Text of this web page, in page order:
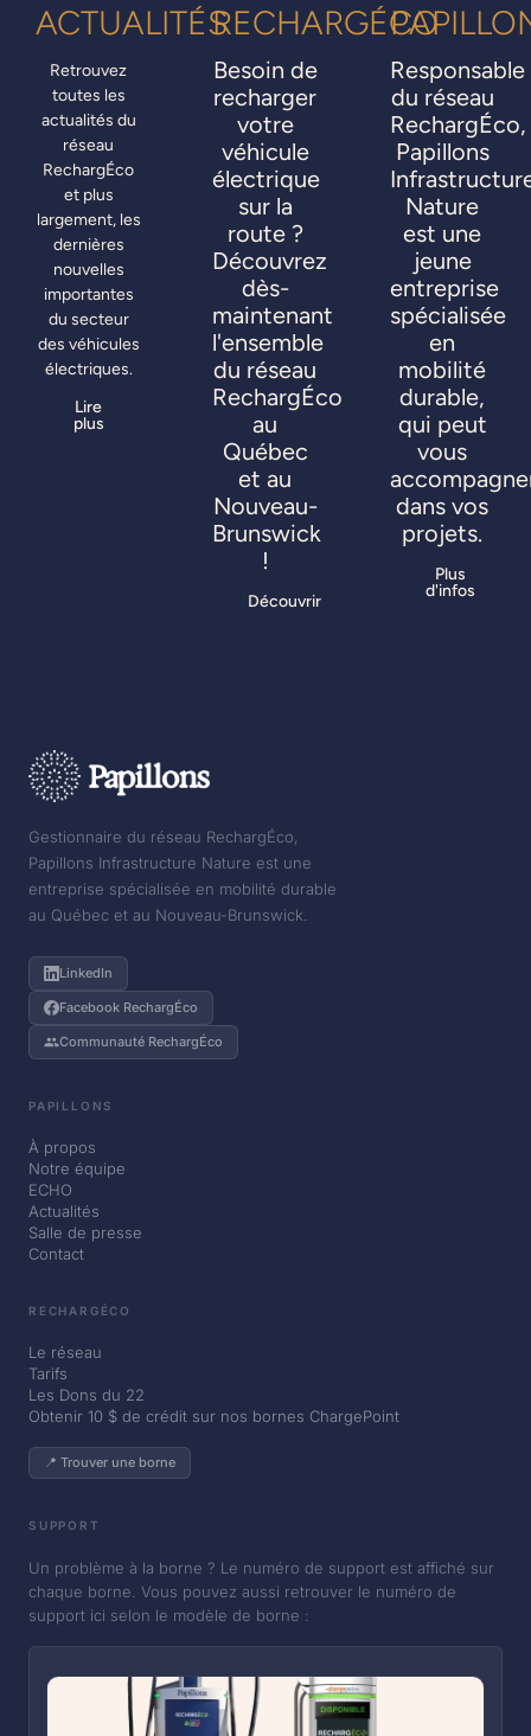
ACTUALITÉS
Retrouvez
toutes les
actualités du
réseau
RechargÉco
et plus
largement, les
dernières
nouvelles
importantes
du secteur
des véhicules
électriques.
Lire
plus
RECHARGÉCO
Besoin de
recharger
votre
véhicule
électrique
sur la
route ?
Découvrez
dès-
maintenant
l'ensemble
du réseau
RechargÉco
au
Québec
et au
Nouveau-
Brunswick
!
Découvrir
Responsable
du réseau
RechargÉco,
Papillons
Nature
est une
jeune
entreprise
spécialisée
en
mobilité
durable,
qui peut
vous
dans vos
projets.
Plus
d'infos
Gestionnaire du réseau RechargÉco,
Papillons Infrastructure Nature est une
entreprise spécialisée en mobilité durable
au Québec et au Nouveau-Brunswick.
LinkedIn
Facebook RechargÉco
Communauté RechargÉco
PAPILLONS
À propos
Notre équipe
ECHO
Actualités
Salle de presse
Contact
RECHARGÉCO
Le réseau
Tarifs
Les Dons du 22
Obtenir 10 $ de crédit sur nos bornes ChargePoint
📍 Trouver une borne
SUPPORT
Un problème à la borne ? Le numéro de support est affiché sur
chaque borne. Vous pouvez aussi retrouver le numéro de
support ici selon le modèle de borne :